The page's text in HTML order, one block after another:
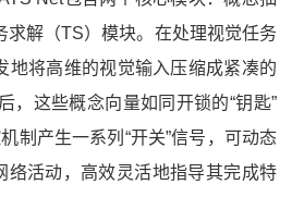
求解（TS）模块。 在处理视觉任务
地将高维的视觉输入压缩成紧凑的
，这些概念向量如同开锁的“钥匙”
制产生一系列“开关”信号，可动态
络活动，高效灵活地指导其完成特